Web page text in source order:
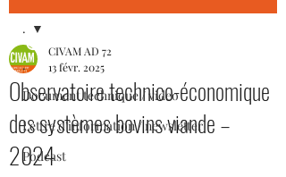
.
Document technique / video
Lettre d'information / newsletter
Podcast
.
Observatoire technico-économique
des systèmes bovins viande –
2024
CIVAM AD 72
13 févr. 2025